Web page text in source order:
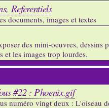
Referentiels
documents, images et textes
des mini-oeuvres, dessins
et les images trop lourdes.
#22 : Phoenix.gif
numéro vingt deux : L'oiseau